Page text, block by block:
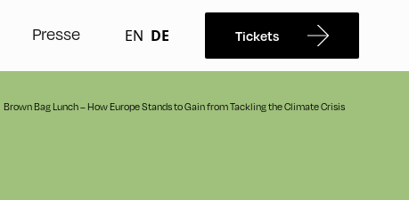
Presse EN DE Tickets
Brown Bag Lunch – How Europe Stands to Gain from Tackling the Climate Crisis